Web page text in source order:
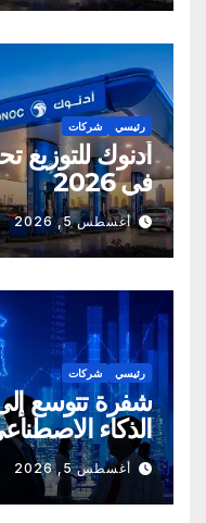
رئيسي شركات
أدنوك للتوزيع
في 2026
أغسطس 5, 2026
رئيسي شركات
شفرة تتوسع
الذكاء
أغسطس 5, 2026